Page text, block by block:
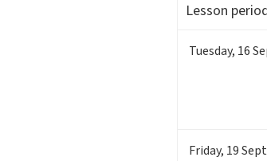
Lesson
Tuesday, 16
Friday, 19